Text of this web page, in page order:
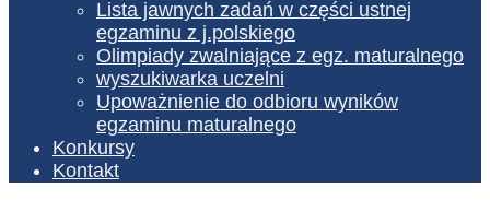
Lista jawnych zadań w części ustnej
egzaminu z j.polskiego
Olimpiady zwalniające z egz. maturalnego
wyszukiwarka uczelni
Upoważnienie do odbioru wyników
egzaminu maturalnego
Konkursy
Kontakt